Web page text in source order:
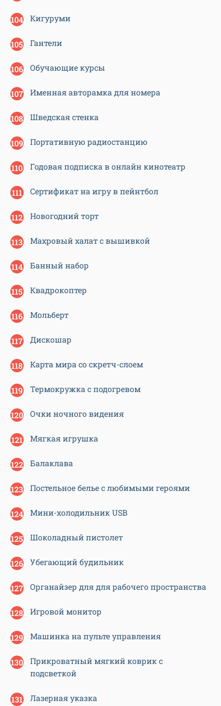
Кигуруми
Гантели
Обучающие курсы
Именная авторамка для номера
Шведская стенка
Портативную радиостанцию
Годовая подписка в онлайн кинотеатр
Сертификат на игру в пейнтбол
Новогодний торт
Махровый халат с вышивкой
Банный набор
Квадрокоптер
Мольберт
Дискошар
Карта мира со скретч-слоем
Термокружка с подогревом
Очки ночного видения
Мягкая игрушка
Балаклава
Постельное белье с любимыми героями
Мини-холодильник USB
Шоколадный пистолет
Убегающий будильник
Органайзер для для рабочего пространства
Игровой монитор
Машинка на пульте управления
Прикроватный мягкий коврик с
подсветкой
Лазерная указка